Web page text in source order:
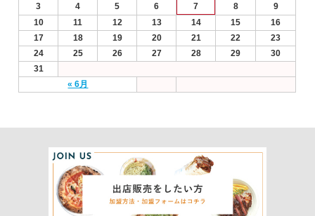
« 6月
3
4 5 6 7 8
9
10
11 12 13 14 15
16
17
18 19 20 21 22
23
24
25 26 27 28 29
30
31